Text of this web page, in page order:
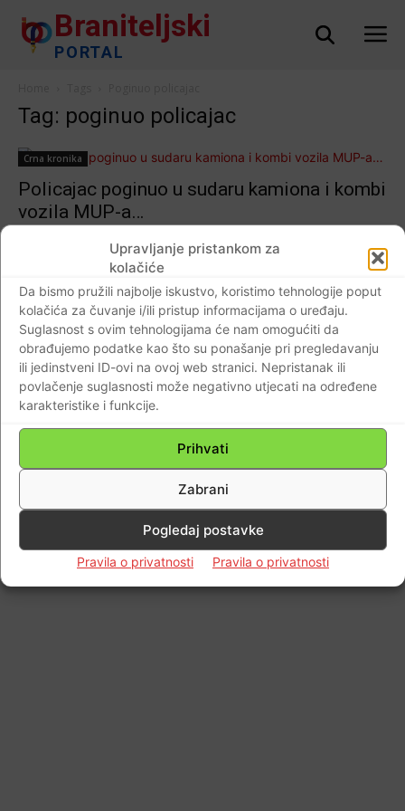
Upravljanje pristankom za
kolačiće
Da bismo pružili najbolje iskustvo, koristimo tehnologije poput
kolačića za čuvanje i/ili pristup informacijama o uređaju.
Suglasnost s ovim tehnologijama će nam omogućiti da
obrađujemo podatke kao što su ponašanje pri pregledavanju
ili jedinstveni ID-ovi na ovoj web stranici. Nepristanak ili
povlačenje suglasnosti može negativno utjecati na određene
karakteristike i funkcije.
Prihvati
Zabrani
Pogledaj postavke
Pravila o privatnosti Pravila o privatnosti
Braniteljski
PORTAL
Tag: poginuo policajac
Crna kronika
Policajac poginuo u sudaru kamiona i kombi
vozila MUP-a…
Impressum Kontaktirajte nas Pravila o privatnosti
© Newspaper WordPress Theme by TagDiv